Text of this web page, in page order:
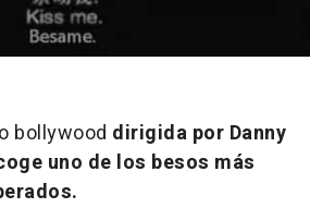
bollywood dirigida por Danny
uno de los besos más